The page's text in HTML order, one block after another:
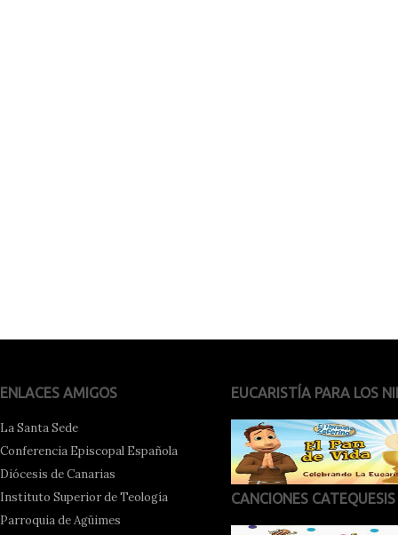
ENLACES AMIGOS
La Santa Sede
Conferencia Episcopal Española
Diócesis de Canarias
Instituto Superior de Teología
Parroquia de Agüimes
EUCARISTÍA PARA LOS
CANCIONES CATEQUESIS